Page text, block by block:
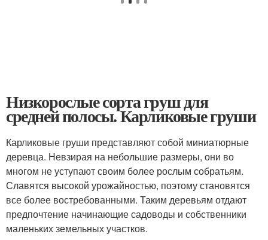
Низкорослые сорта груш для
средней полосы. Карликовые груши
Карликовые груши представляют собой миниатюрные
деревца. Невзирая на небольшие размеры, они во
многом не уступают своим более рослым собратьям.
Славятся высокой урожайностью, поэтому становятся
все более востребованными. Таким деревьям отдают
предпочтение начинающие садоводы и собственники
маленьких земельных участков.